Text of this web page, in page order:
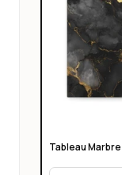
Tableau